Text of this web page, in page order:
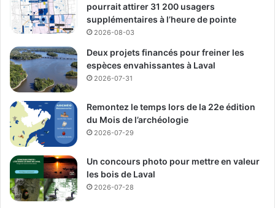
pourrait attirer 31 200 usagers
supplémentaires à l’heure de pointe
2026-08-03
Deux projets financés pour freiner les
espèces envahissantes à Laval
2026-07-31
Remontez le temps lors de la 22e édition
du Mois de l’archéologie
2026-07-29
Un concours photo pour mettre en valeur
les bois de Laval
2026-07-28